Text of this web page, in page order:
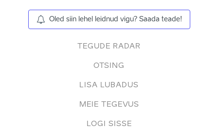
Oled siin lehel leidnud vigu? Saada teade!
TEGUDE RADAR
OTSING
LISA LUBADUS
MEIE TEGEVUS
LOGI SISSE